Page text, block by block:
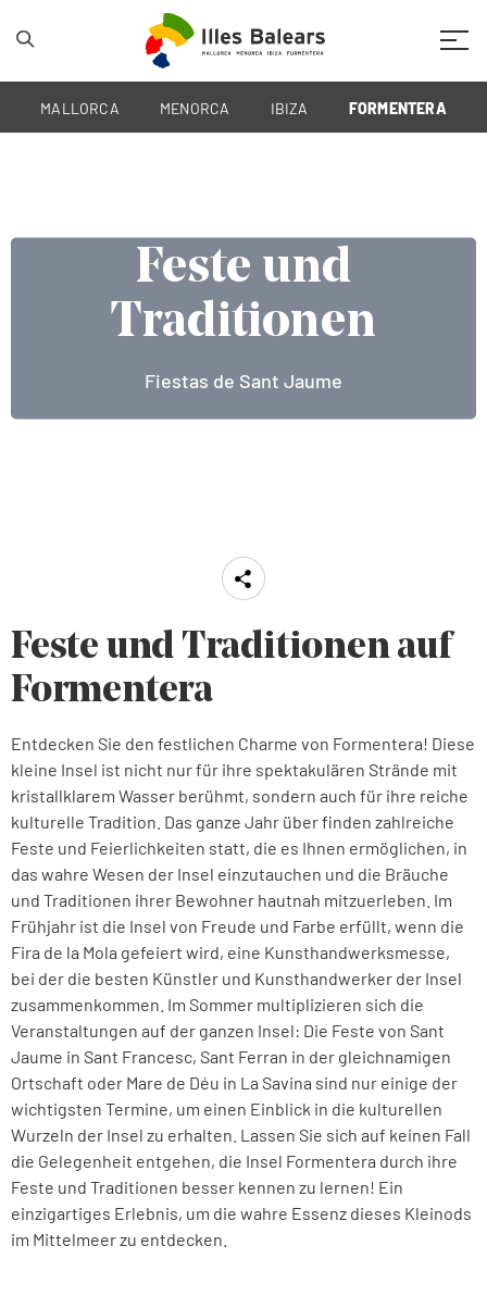
MALLORCA MENORCA IBIZA FORMENTERA
Feste und
Traditionen
Fiestas de Sant Jaume
Feste und
Traditionen
Traditionelle Tänze Formentera
Feste und
Traditionen
Kastagnetten von Formentera
Feste und Traditionen auf
Formentera
Entdecken Sie den festlichen Charme von Formentera! Diese
kleine Insel ist nicht nur für ihre spektakulären Strände mit
kristallklarem Wasser berühmt, sondern auch für ihre reiche
kulturelle Tradition. Das ganze Jahr über finden zahlreiche
Feste und Feierlichkeiten statt, die es Ihnen ermöglichen, in
das wahre Wesen der Insel einzutauchen und die Bräuche
und Traditionen ihrer Bewohner hautnah mitzuerleben. Im
Frühjahr ist die Insel von Freude und Farbe erfüllt, wenn die
Fira de la Mola gefeiert wird, eine Kunsthandwerksmesse,
bei der die besten Künstler und Kunsthandwerker der Insel
zusammenkommen. Im Sommer multiplizieren sich die
Veranstaltungen auf der ganzen Insel: Die Feste von Sant
Jaume in Sant Francesc, Sant Ferran in der gleichnamigen
Ortschaft oder Mare de Déu in La Savina sind nur einige der
wichtigsten Termine, um einen Einblick in die kulturellen
Wurzeln der Insel zu erhalten. Lassen Sie sich auf keinen Fall
die Gelegenheit entgehen, die Insel Formentera durch ihre
Feste und Traditionen besser kennen zu lernen! Ein
einzigartiges Erlebnis, um die wahre Essenz dieses Kleinods
im Mittelmeer zu entdecken.